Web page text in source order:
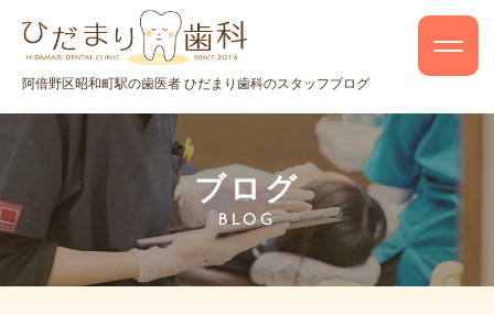
阿倍野区昭和町駅の歯医者 ひだまり歯科のスタッフブログ
ブログ
BLOG